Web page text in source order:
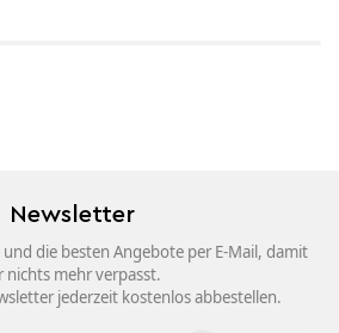
Newsletter
die besten Angebote per E-Mail, damit
nichts mehr verpasst.
jederzeit kostenlos abbestellen.